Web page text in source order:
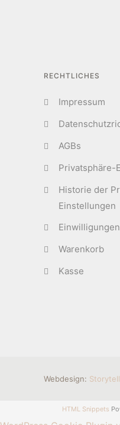
RECHTLICHES
Impressum
AGBs
Privatsphäre-
Historie der
Einstellungen
Warenkorb
Kasse
Webdesign:
HTML Snippets